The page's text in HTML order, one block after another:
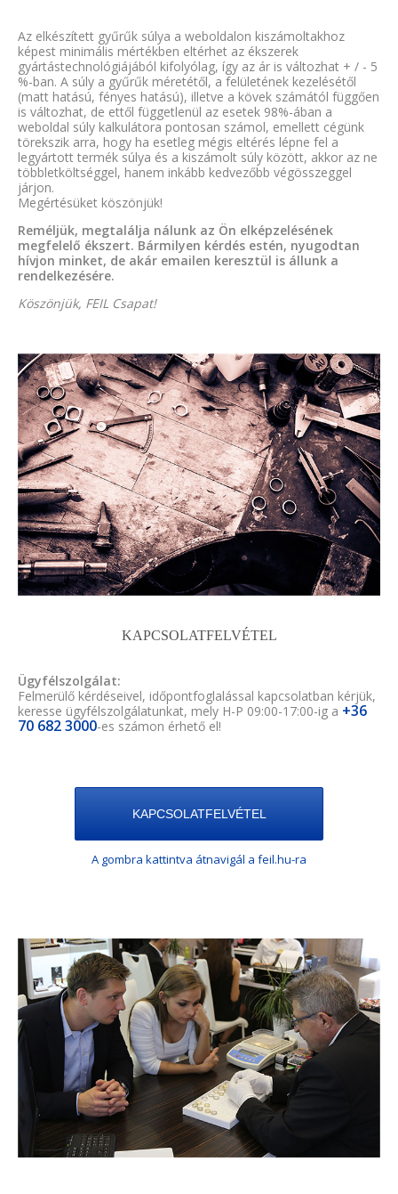
Az elkészített gyűrűk súlya a weboldalon kiszámoltakhoz
képest minimális mértékben eltérhet az ékszerek
gyártástechnológiájából kifolyólag, így az ár is változhat + / - 5
%-ban. A súly a gyűrűk méretétől, a felületének kezelésétől
(matt hatású, fényes hatású), illetve a kövek számától függően
is változhat, de ettől függetlenül az esetek 98%-ában a
weboldal súly kalkulátora pontosan számol, emellett cégünk
törekszik arra, hogy ha esetleg mégis eltérés lépne fel a
legyártott termék súlya és a kiszámolt súly között, akkor az ne
többletköltséggel, hanem inkább kedvezőbb végösszeggel
járjon.
Megértésüket köszönjük!
Reméljük, megtalálja nálunk az Ön elképzelésének
megfelelő ékszert. Bármilyen kérdés estén, nyugodtan
hívjon minket, de akár emailen keresztül is állunk a
rendelkezésére.
Köszönjük, FEIL Csapat!
KAPCSOLATFELVÉTEL
Ügyfélszolgálat:
Felmerülő kérdéseivel, időpontfoglalással kapcsolatban kérjük,
keresse ügyfélszolgálatunkat, mely H-P 09:00-17:00-ig a +36
70 682 3000-es számon érhető el!
KAPCSOLATFELVÉTEL
A gombra kattintva átnavigál a feil.hu-ra